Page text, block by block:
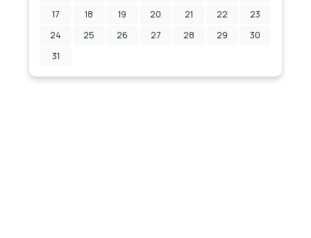
17
18 19 20 21 22
23
24
25 26 27 28 29
30
31